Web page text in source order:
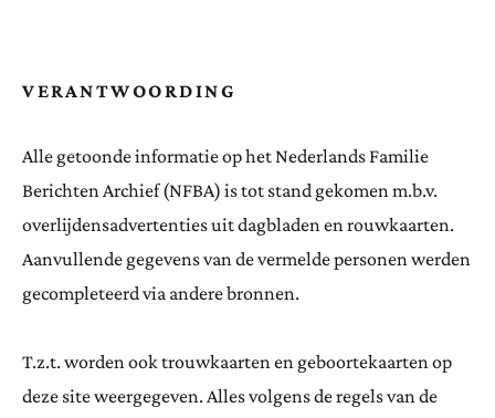
VERANTWOORDING
Alle getoonde informatie op het Nederlands Familie
Berichten Archief (NFBA) is tot stand gekomen m.b.v.
overlijdensadvertenties uit dagbladen en rouwkaarten.
Aanvullende gegevens van de vermelde personen werden
gecompleteerd via andere bronnen.
T.z.t. worden ook trouwkaarten en geboortekaarten op
deze site weergegeven. Alles volgens de regels van de